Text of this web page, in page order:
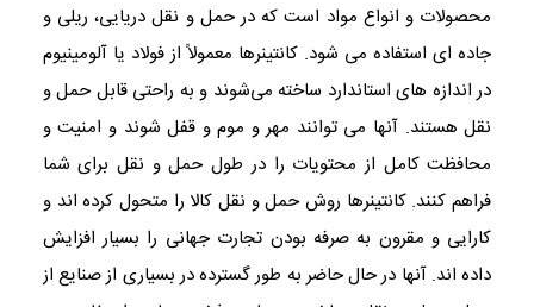
محصولات و انواع مواد است که در حمل و نقل دریایی، ریلی و
جاده ای استفاده می شود. کانتینرها معمولاً از فولاد یا آلومینیوم
در اندازه های استاندارد ساخته می‌شوند و به راحتی قابل حمل و
نقل هستند. آنها می توانند مهر و موم و قفل شوند و امنیت و
محافظت کامل از محتویات را در طول حمل و نقل برای شما
فراهم کنند. کانتینرها روش حمل و نقل کالا را متحول کرده اند و
کارایی و مقرون به صرفه بودن تجارت جهانی را بسیار افزایش
داده اند. آنها در حال حاضر به طور گسترده در بسیاری از صنایع از